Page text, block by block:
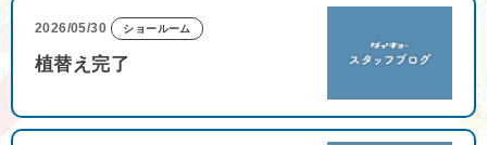
2026/05/30 ショールーム
植替え完了